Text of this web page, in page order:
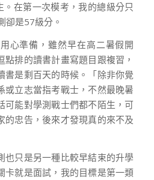
在第一次模考，我的總級分只
卻是57級分。
心準備，雖然早在高二暑假開
排的讀書計畫寫題目跟複習，
書是剩百天的時候。「除非你覺
或立志當指考戰士，不然最晚暑
可能對學測戰士們都不陌生，可
的忠告，後來才發現真的來不及
也只是另一種比較早結束的升學
卡就是面試，我的目標是第一類